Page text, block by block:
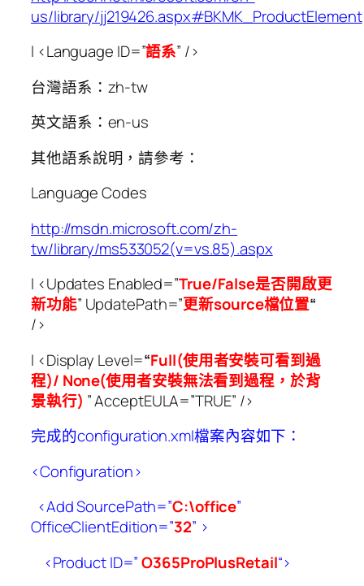
us/library/jj219426.aspx#BKMK_ProductElement
l <Language ID=”語系” />
台灣語系：zh-tw
英文語系：en-us
其他語系說明，請參考：
Language Codes
http://msdn.microsoft.com/zh-
tw/library/ms533052(v=vs.85).aspx
l <Updates Enabled=”True/False是否開啟更
新功能” UpdatePath=”更新source檔位置“
/>
l <Display Level=“Full(使用者安裝可看到過
程)/ None(使用者安裝無法看到過程，於背
景執行) ” AcceptEULA=”TRUE” />
完成的configuration.xml檔案內容如下：
<Configuration>
<Add SourcePath=”C:\office”
OfficeClientEdition=”32” >
<Product ID=”O365ProPlusRetail“>